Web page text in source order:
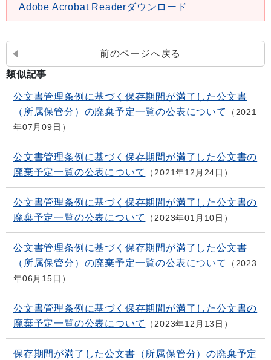
Adobe Acrobat Readerダウンロード
前のページへ戻る
類似記事
公文書管理条例に基づく保存期間が満了した公文書
（所属保管分）の廃棄予定一覧の公表について
2021
年07月09日
公文書管理条例に基づく保存期間が満了した公文書の
廃棄予定一覧の公表について
2021年12月24日
公文書管理条例に基づく保存期間が満了した公文書の
廃棄予定一覧の公表について
2023年01月10日
公文書管理条例に基づく保存期間が満了した公文書
（所属保管分）の廃棄予定一覧の公表について
2023
年06月15日
公文書管理条例に基づく保存期間が満了した公文書の
廃棄予定一覧の公表について
2023年12月13日
保存期間が満了した公文書（所属保管分）の廃棄予定